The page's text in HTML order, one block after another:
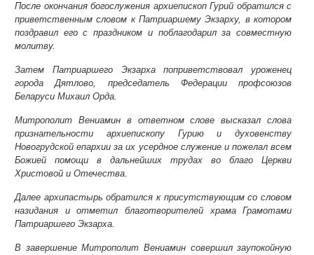
После окончания богослужения архиепископ Гурий обратился с
приветственным словом к Патриаршему Экзарху, в котором
поздравил его с праздником и поблагодарил за совместную
молитву.
Затем Патриаршего Экзарха поприветствовал уроженец
города Дятлово, председатель Федерации профсоюзов
Беларуси Михаил Орда.
Митрополит Вениамин в ответном слове высказал слова
признательности архиепископу Гурию и духовенству
Новогрудской епархии за их усердное служение и пожелал всем
Божией помощи в дальнейших трудах во благо Церкви
Христовой и Отечества.
Далее архипастырь обратился к присутствующим со словом
назидания и отметил благотворителей храма Грамотами
Патриаршего Экзарха.
В завершение Митрополит Вениамин совершил заупокойную